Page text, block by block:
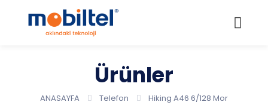
Ürünler
ANASAYFA Telefon Hiking A46 6/128 Mor